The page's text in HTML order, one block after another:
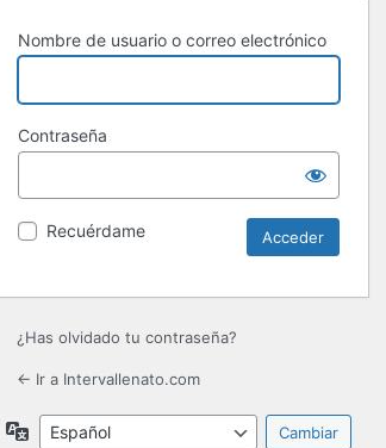
Nombre de usuario o correo electrónico
Contraseña
Recuérdame
¿Has olvidado tu contraseña?
← Ir a Intervallenato.com
Idioma